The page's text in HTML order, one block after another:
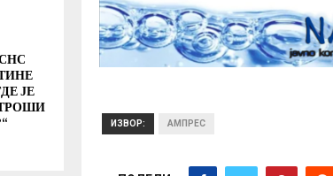
ИЗВОР: AMПРЕС
ЈЕ